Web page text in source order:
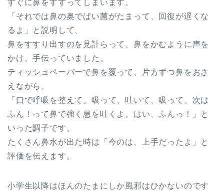
すぐに鼻をすすってしまいます。
「それでは鼻の奥でばい菌がたまって、回復が遅くな
るよ」と説明して、
鼻をすすり出すのを見計らって、鼻をかむように声を
かけ、手伝っていました。
ティッシュペーパーで鼻を覆って、片方ずつ鼻をおさ
えながら、
「口で呼吸を整えて。吸って、吐いて、吸って、次は
ふん！って鼻で強く息を吐くよ。はい、ふんっ！」と
いった調子です。
たくさん鼻水が出た時は「今のは、上手だったよ」と
評価を伝えます。
小学生以降はほんのたまにしか風邪はひかないのです